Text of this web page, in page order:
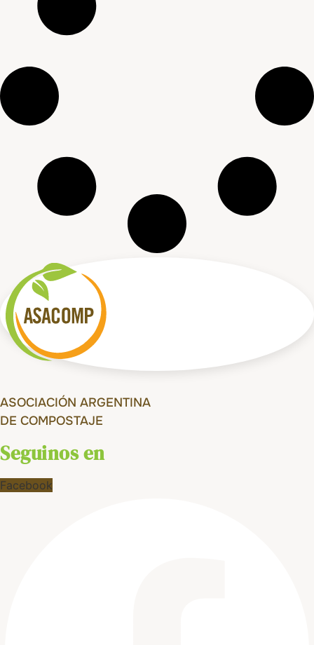
ASOCIACIÓN ARGENTINA
DE COMPOSTAJE
Seguinos en
Facebook